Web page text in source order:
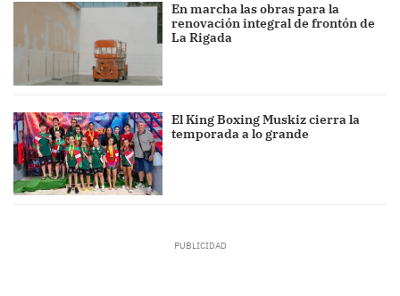
En marcha las obras para la
renovación integral de frontón de
La Rigada
El King Boxing Muskiz cierra la
temporada a lo grande